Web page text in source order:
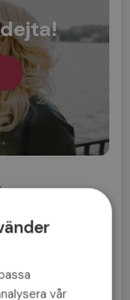
2022
vår